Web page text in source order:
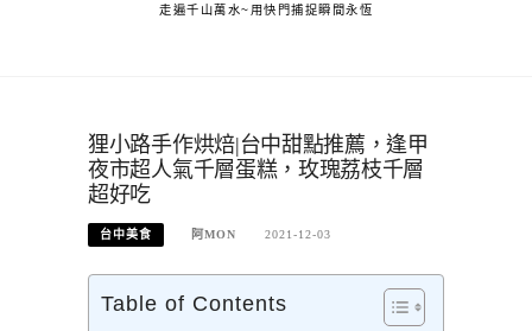
走遍千山萬水~用快門捕捉瞬間永恆
狸小路手作烘焙|台中甜點推薦，逢甲
夜市超人氣千層蛋糕，玫瑰荔枝千層
超好吃
台中美食 阿MON 2021-12-03
Table of Contents